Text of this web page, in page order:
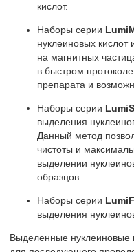
кислот.
Наборы серии
нуклеиновых кислот
на магнитных
в быстром
препарата и
Наборы серии
выделения
Данный метод
чистоты и
выделении
образцов.
Наборы серии
выделения
Выделенные нуклеиновые